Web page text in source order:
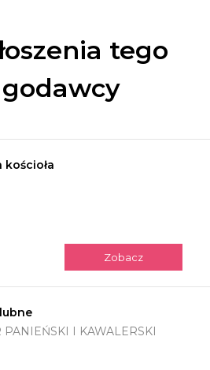
tego
kościoła
Zobacz
I KAWALERSKI